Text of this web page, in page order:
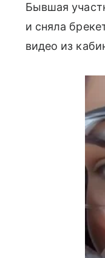
Бывшая
и сняла
видео из